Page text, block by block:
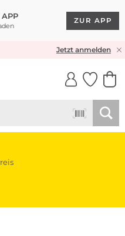
APP
ZUR APP
& RÜCKVERSANDJetzt anmelden